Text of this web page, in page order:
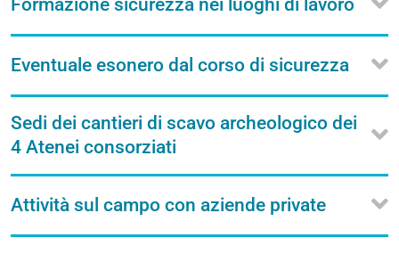
Formazione sicurezza nei luoghi di lavoro
Eventuale esonero dal corso di sicurezza
Sedi dei cantieri di scavo archeologico dei
4 Atenei consorziati
Attività sul campo con aziende private